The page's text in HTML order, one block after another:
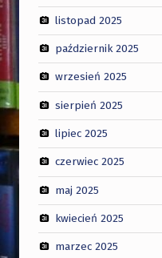
listopad 2025
październik 2025
wrzesień 2025
sierpień 2025
lipiec 2025
czerwiec 2025
maj 2025
kwiecień 2025
marzec 2025